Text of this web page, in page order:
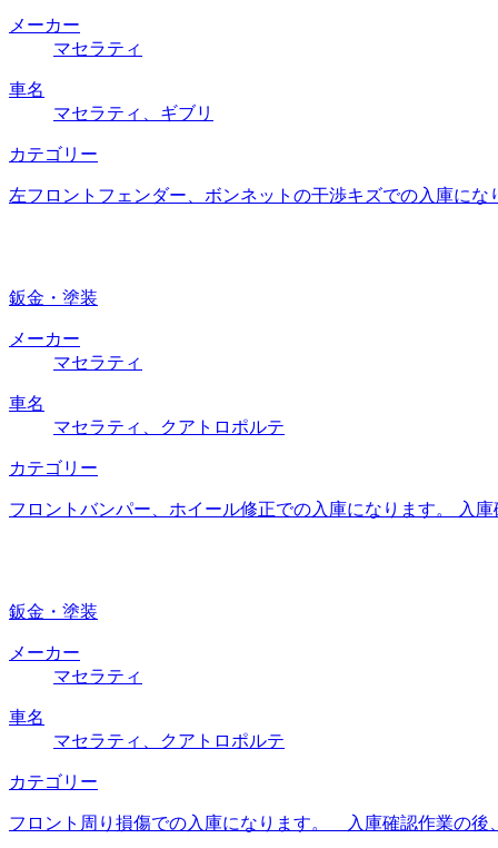
メーカー
マセラティ
車名
マセラティ、ギブリ
カテゴリー
左フロントフェンダー、ボンネットの干渉キズでの入庫に
鈑金・塗装
メーカー
マセラティ
車名
マセラティ、クアトロポルテ
カテゴリー
フロントバンパー、ホイール修正での入庫になります。 入
鈑金・塗装
メーカー
マセラティ
車名
マセラティ、クアトロポルテ
カテゴリー
フロント周り損傷での入庫になります。 入庫確認作業の